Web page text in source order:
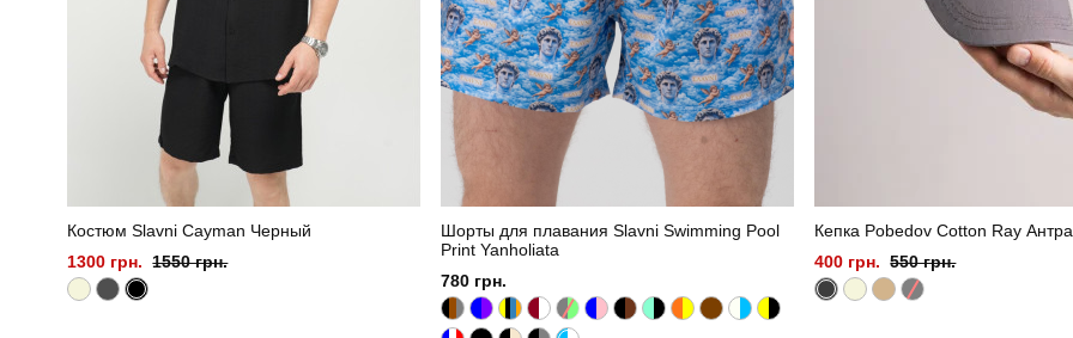
Костюм Slavni Cayman Черный
1300 грн. 1550 грн.
Шорты для плавания Slavni Swimming Pool
Print Yanholiata
780 грн.
Кепка Pobedov Cotton Ray
400 грн. 550 грн.